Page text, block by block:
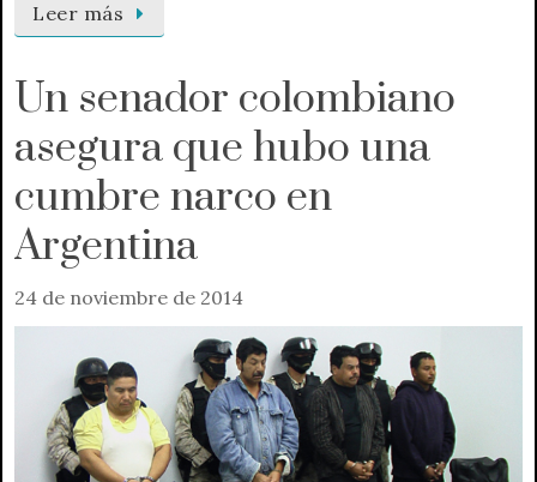
Leer más
Un senador colombiano
asegura que hubo una
cumbre narco en
Argentina
24 de noviembre de 2014